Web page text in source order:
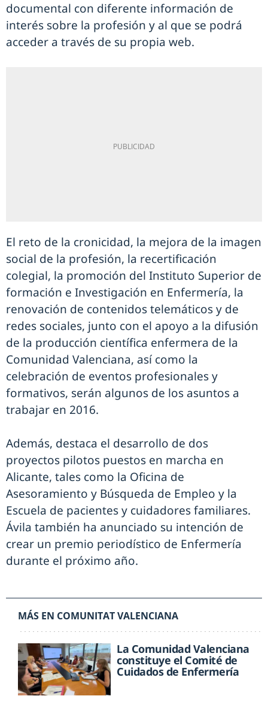
documental con diferente información de
interés sobre la profesión y al que se podrá
acceder a través de su propia web.
El reto de la cronicidad, la mejora de la imagen
social de la profesión, la recertificación
colegial, la promoción del Instituto Superior de
formación e Investigación en Enfermería, la
renovación de contenidos telemáticos y de
redes sociales, junto con el apoyo a la difusión
de la producción científica enfermera de la
Comunidad Valenciana, así como la
celebración de eventos profesionales y
formativos, serán algunos de los asuntos a
trabajar en 2016.
Además, destaca el desarrollo de dos
proyectos pilotos puestos en marcha en
Alicante, tales como la Oficina de
Asesoramiento y Búsqueda de Empleo y la
Escuela de pacientes y cuidadores familiares.
Ávila también ha anunciado su intención de
crear un premio periodístico de Enfermería
durante el próximo año.
MÁS EN COMUNITAT VALENCIANA
La Comunidad Valenciana
constituye el Comité de
Cuidados de Enfermería